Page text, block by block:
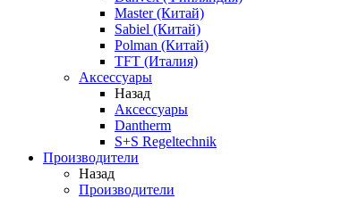
Master (Китай)
Sabiel (Китай)
Polman (Китай)
TFT (Италия)
Аксессуары
Назад
Аксессуары
Dantherm
S+S Regeltechnik
Производители
Назад
Производители